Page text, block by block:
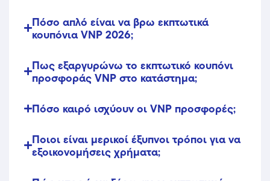
Πόσο απλό είναι να βρω εκπτωτικά
κουπόνια VNP 2026;
Πως εξαργυρώνω το εκπτωτικό κουπόνι
προσφοράς VNP στο κατάστημα;
Πόσο καιρό ισχύουν οι VNP προσφορές;
Ποιοι είναι μερικοί έξυπνοι τρόποι για να
εξοικονομήσεις χρήματα;